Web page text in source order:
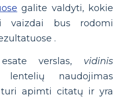
galite valdyti, kokie
vaizdai bus rodomi
.
verslas, vidinis
lentelių naudojimas
apimti citatų ir yra